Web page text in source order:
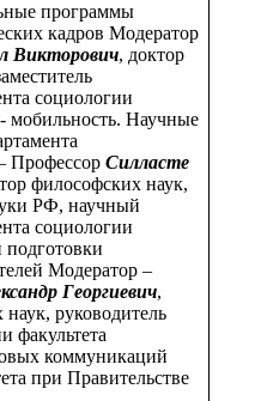
программы
кадров Модератор
Викторович, доктор
социологии
Научные
Профессор Силласте
философских наук,
РФ, научный
социологии
Модератор –
Георгиевич,
руководитель
факультета
коммуникаций
при Правительстве